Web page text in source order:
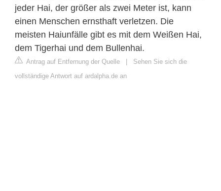
jeder Hai, der größer als zwei Meter ist, kann
einen Menschen ernsthaft verletzen. Die
meisten Haiunfälle gibt es mit dem Weißen Hai,
dem Tigerhai und dem Bullenhai.
Antrag auf Entfernung der Quelle | Sehen Sie sich die
vollständige Antwort auf ardalpha.de an